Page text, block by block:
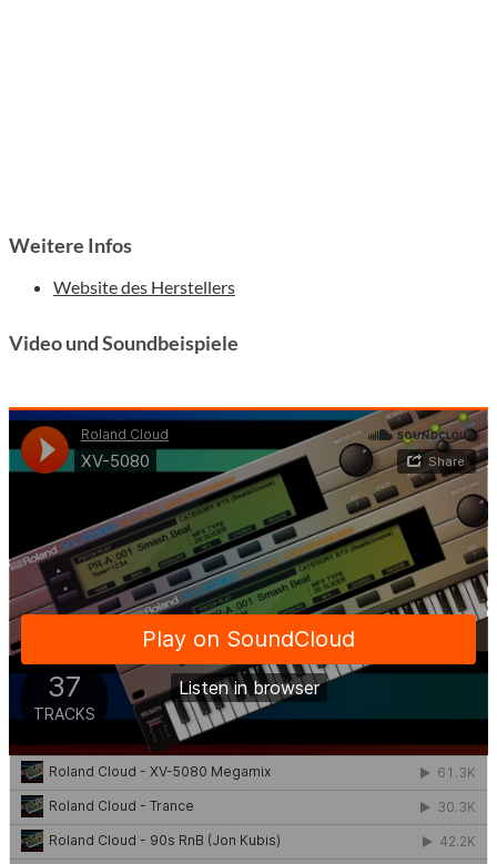
Weitere Infos
Website des Herstellers
Video und Soundbeispiele